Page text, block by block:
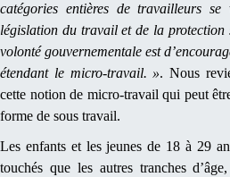
catégories entières de travailleurs
législation du travail et de la protection
volonté gouvernementale est
étendant le micro-travail. ». Nous
cette notion de micro-travail qui peut
forme de sous travail.
Les enfants et les jeunes de 18 à 29
touchés que les autres tranches